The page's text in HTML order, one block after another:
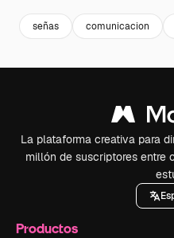
señas comunicacion
La plataforma creativa para
millón de suscriptores entre
Productos